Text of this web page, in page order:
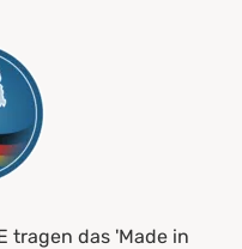
tragen das 'Made in